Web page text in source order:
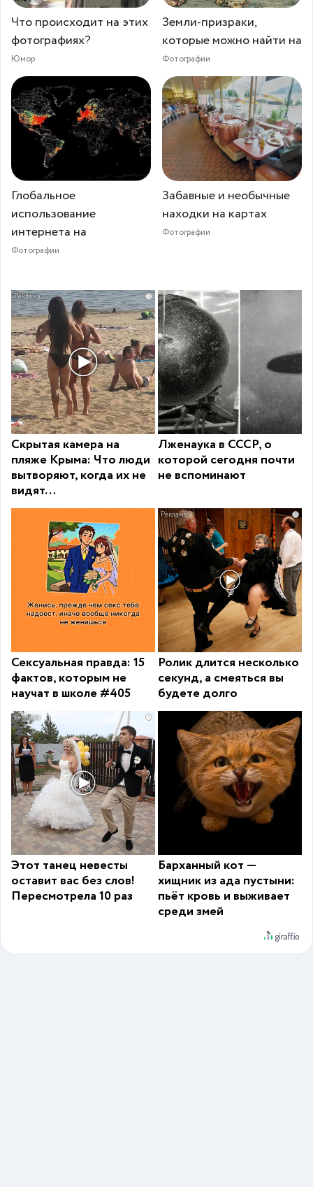
Что происходит на этих
фотографиях?
Юмор
Земли-призраки,
которые можно найти на
Фотографии
Глобальное
использование
интернета на
Фотографии
Забавные и необычные
находки на картах
Фотографии
i
Скрытая камера на
пляже Крыма: Что люди
вытворяют, когда их не
видят...
Лженаука в СССР, о
которой сегодня почти
не вспоминают
Сексуальная правда: 15
фактов, которым не
научат в школе #405
i
Ролик длится несколько
секунд, а смеяться вы
будете долго
i
Этот танец невесты
оставит вас без слов!
Пересмотрела 10 раз
Барханный кот —
хищник из ада пустыни:
пьёт кровь и выживает
среди змей